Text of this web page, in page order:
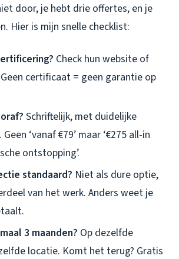
door, je hebt drie offertes, en je
Hier is mijn snelle checklist:
Check hun website of
certificaat = geen garantie op
Schriftelijk, met duidelijke
‘vanaf €79’ maar ‘€275 all-in
ontstopping’.
standaard? Niet als dure optie,
van het werk. Anders weet je
3 maanden? Op dezelfde
locatie. Komt het terug? Gratis